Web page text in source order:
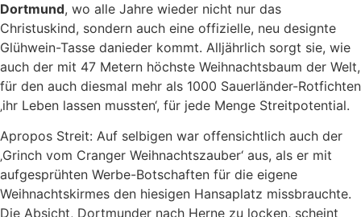
Dortmund, wo alle Jahre wieder nicht nur das
Christuskind, sondern auch eine offizielle, neu designte
Glühwein-Tasse danieder kommt. Alljährlich sorgt sie, wie
auch der mit 47 Metern höchste Weihnachtsbaum der Welt,
für den auch diesmal mehr als 1000 Sauerländer-Rotfichten
‚ihr Leben lassen mussten‘, für jede Menge Streitpotential.
Apropos Streit: Auf selbigen war offensichtlich auch der
‚Grinch vom Cranger Weihnachtszauber‘ aus, als er mit
aufgesprühten Werbe-Botschaften für die eigene
Weihnachtskirmes den hiesigen Hansaplatz missbrauchte.
Die Absicht, Dortmunder nach Herne zu locken, scheint